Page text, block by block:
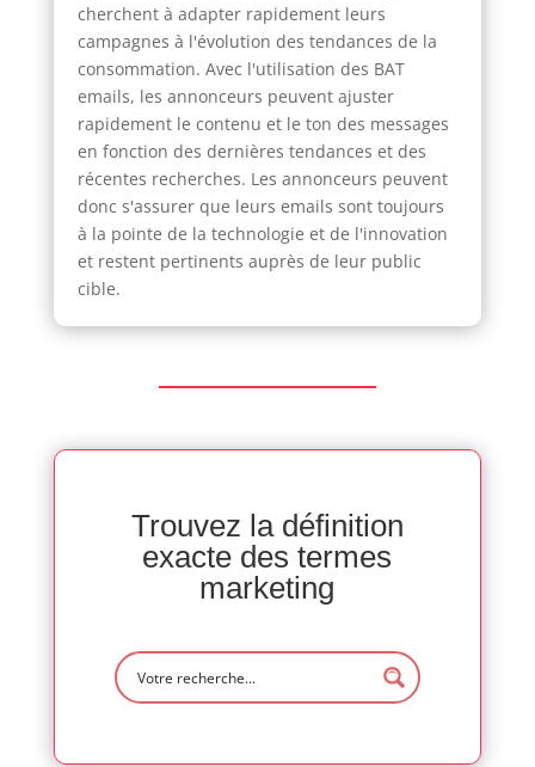
cherchent à adapter rapidement leurs
campagnes à l'évolution des tendances de la
consommation. Avec l'utilisation des BAT
emails, les annonceurs peuvent ajuster
rapidement le contenu et le ton des messages
en fonction des dernières tendances et des
récentes recherches. Les annonceurs peuvent
donc s'assurer que leurs emails sont toujours
à la pointe de la technologie et de l'innovation
et restent pertinents auprès de leur public
cible.
Trouvez la définition
exacte des termes
marketing